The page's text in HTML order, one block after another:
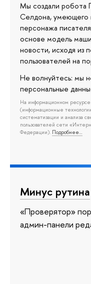
Мы создали робота
Селдона, умеющего
персонажа
основе модель
новости, исходя из
пользователей на
Не волнуйтесь: мы
персональные
На информационном
(информационные
систематизации и анализа
пользователей сети
Федерации). Подробнее…
Минус рутина
«Проверятор»
админ-панели